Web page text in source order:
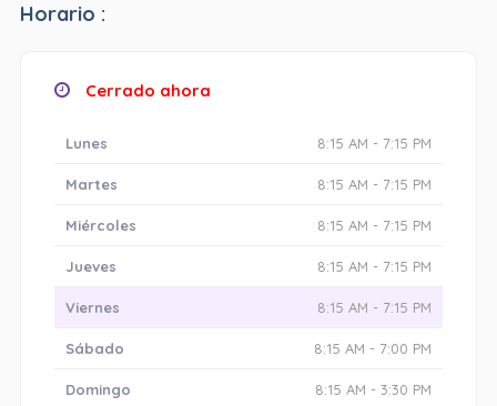
Horario :
Cerrado ahora
Lunes 8:15 AM - 7:15 PM
Martes 8:15 AM - 7:15 PM
Miércoles 8:15 AM - 7:15 PM
Jueves 8:15 AM - 7:15 PM
Viernes 8:15 AM - 7:15 PM
Sábado 8:15 AM - 7:00 PM
Domingo 8:15 AM - 3:30 PM